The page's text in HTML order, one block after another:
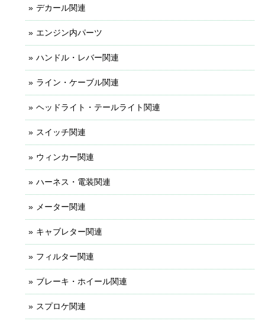
デカール関連
エンジン内パーツ
ハンドル・レバー関連
ライン・ケーブル関連
ヘッドライト・テールライト関連
スイッチ関連
ウィンカー関連
ハーネス・電装関連
メーター関連
キャブレター関連
フィルター関連
ブレーキ・ホイール関連
スプロケ関連